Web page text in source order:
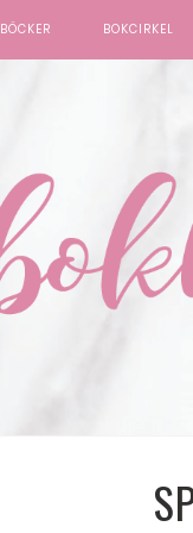
BÖCKER BOKCIRKEL